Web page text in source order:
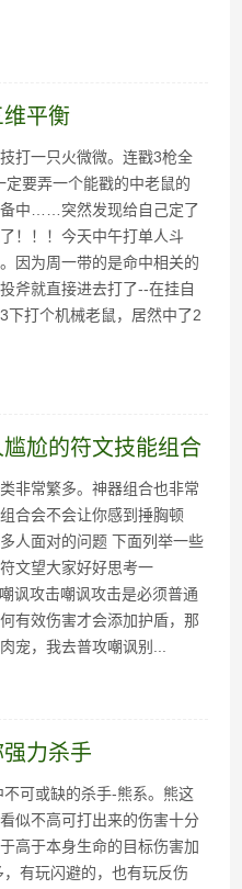
平衡
打一只火微微。连戳3枪全
要弄一个能戳的中老鼠的
中……突然发现给自己定了
！！！今天中午打单人斗
因为周一带的是命中相关的
斧就直接进去打了--在挂自
下打个机械老鼠，居然中了2
尬的符文技能组合
非常繁多。神器组合也非常
合会不会让你感到捶胸顿
人面对的问题 下面列举一些
文望大家好好思考一
讽攻击嘲讽攻击是必须普通
有效伤害才会添加护盾，那
宠，我去普攻嘲讽别...
力杀手
可或缺的杀手-熊系。熊这
似不高可打出来的伤害十分
高于本身生命的目标伤害加
有玩闪避的，也有玩反伤